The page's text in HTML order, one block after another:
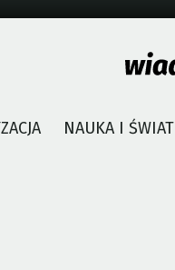
NAUKA I ŚWIAT